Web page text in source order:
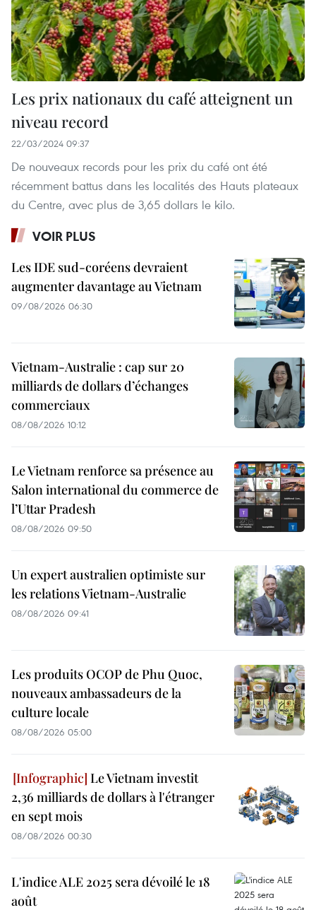
Les prix nationaux du café atteignent un
niveau record
22/03/2024 09:37
De nouveaux records pour les prix du café ont été
récemment battus dans les localités des Hauts plateaux
du Centre, avec plus de 3,65 dollars le kilo.
VOIR PLUS
Les IDE sud-coréens devraient
augmenter davantage au Vietnam
09/08/2026 06:30
Vietnam-Australie : cap sur 20
milliards de dollars d’échanges
commerciaux
08/08/2026 10:12
Le Vietnam renforce sa présence au
Salon international du commerce de
l’Uttar Pradesh
08/08/2026 09:50
Un expert australien optimiste sur
les relations Vietnam-Australie
08/08/2026 09:41
Les produits OCOP de Phu Quoc,
nouveaux ambassadeurs de la
culture locale
08/08/2026 05:00
Le Vietnam investit
2,36 milliards de dollars à l'étranger
en sept mois
08/08/2026 00:30
L'indice ALE 2025 sera dévoilé le 18
août